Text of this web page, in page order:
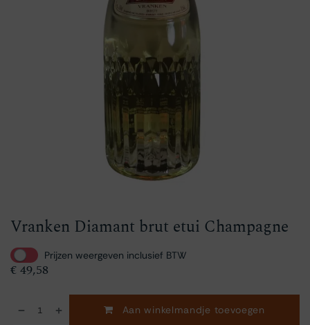
Vranken Diamant brut etui Champagne
Prijzen weergeven inclusief BTW
€ 49,58
Aan winkelmandje toevoegen